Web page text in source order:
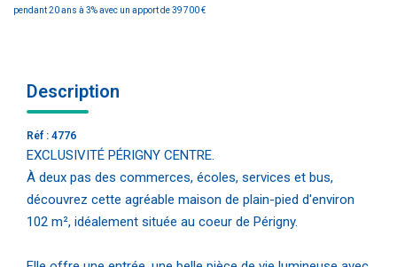
pendant 20 ans à 3% avec un apport de 39 700 €
Description
Réf : 4776
EXCLUSIVITÉ PÉRIGNY CENTRE.
À deux pas des commerces, écoles, services et bus,
découvrez cette agréable maison de plain-pied d'environ
102 m², idéalement située au coeur de Périgny.